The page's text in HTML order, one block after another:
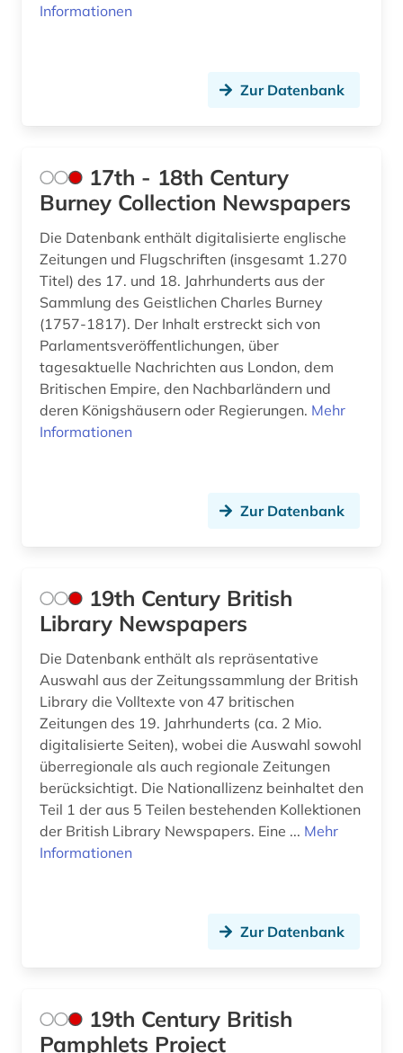
arbeit (7)
arbeitsrecht (3)
arbeitsschutz (2)
arbeitssicherheit (1)
arbeitssicherheitsrecht (1)
arbeitssoziologie (1)
architektur (5)
architekturgeschichte (1)
archivierung (2)
archivwesen (1)
archäologie (2)
argentinien (2)
arktis (1)
armeezeitungen (1)
armenien (west) (1)
artik (1)
asch (1)
asien (6)
Spanien (34)
Suedasien (8)
Suedostasien (18)
Suedosteuropa (22)
Thueringen (11)
Tschechische Republik (14)
Tuerkei (12)
USA (89)
Informationen
Zur Datenbank
17th - 18th Century
Burney Collection Newspapers
Die Datenbank enthält digitalisierte englische
Zeitungen und Flugschriften (insgesamt 1.270
Titel) des 17. und 18. Jahrhunderts aus der
Sammlung des Geistlichen Charles Burney
(1757-1817). Der Inhalt erstreckt sich von
Parlamentsveröffentlichungen, über
tagesaktuelle Nachrichten aus London, dem
Britischen Empire, den Nachbarländern und
deren Königshäusern oder Regierungen. Mehr
Informationen
Zur Datenbank
19th Century British
Library Newspapers
Die Datenbank enthält als repräsentative
Auswahl aus der Zeitungssammlung der British
Library die Volltexte von 47 britischen
Zeitungen des 19. Jahrhunderts (ca. 2 Mio.
digitalisierte Seiten), wobei die Auswahl sowohl
überregionale als auch regionale Zeitungen
berücksichtigt. Die Nationallizenz beinhaltet den
Teil 1 der aus 5 Teilen bestehenden Kollektionen
der British Library Newspapers. Eine ... Mehr
Informationen
Zur Datenbank
19th Century British
Pamphlets Project